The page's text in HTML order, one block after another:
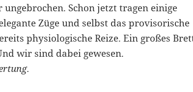
ungebrochen. Schon jetzt tragen einige
Züge und selbst das provisorische
physiologische Reize. Ein großes
wir sind dabei gewesen.